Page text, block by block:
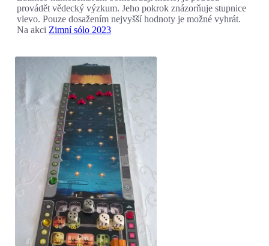
provádět vědecký výzkum. Jeho pokrok znázorňuje stupnice
vlevo. Pouze dosažením nejvyšší hodnoty je možné vyhrát.
Na akci Zimní sólo 2023